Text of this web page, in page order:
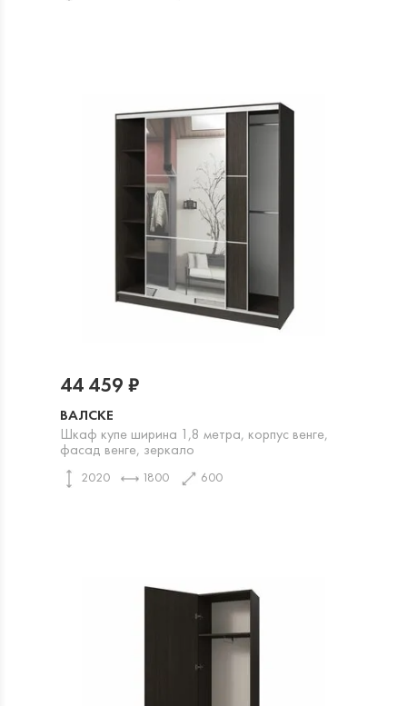
ВАЛСКЕ
Шкаф купе ширина 1,8 метра, корпус венге,
фасад венге, зеркало
2020 1800 600
44 459 ₽